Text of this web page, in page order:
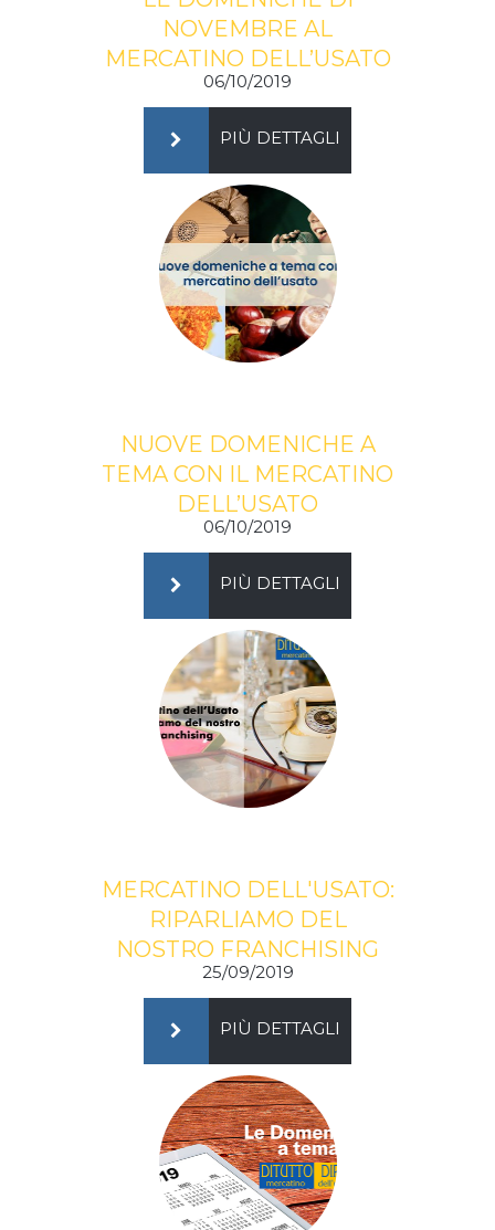
NOVEMBRE AL
MERCATINO DELL’USATO
06/10/2019
PIÙ DETTAGLI
NUOVE DOMENICHE A
TEMA CON IL MERCATINO
DELL’USATO
06/10/2019
PIÙ DETTAGLI
MERCATINO DELL'USATO:
RIPARLIAMO DEL
NOSTRO FRANCHISING
25/09/2019
PIÙ DETTAGLI